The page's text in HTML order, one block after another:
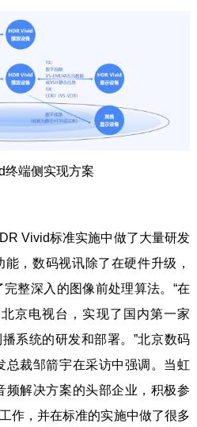
终端侧实现方案
Vivid标准实施中做了大量研发
，数码视讯除了在硬件升级，
整深入的图像前处理算法。“在
京电视台，实现了国内第一家
系统的研发和部署。”北京数码
总裁邹箭宇在采访中强调。当虹
频解决方案的头部企业，积极参
作，并在标准的实施中做了很多